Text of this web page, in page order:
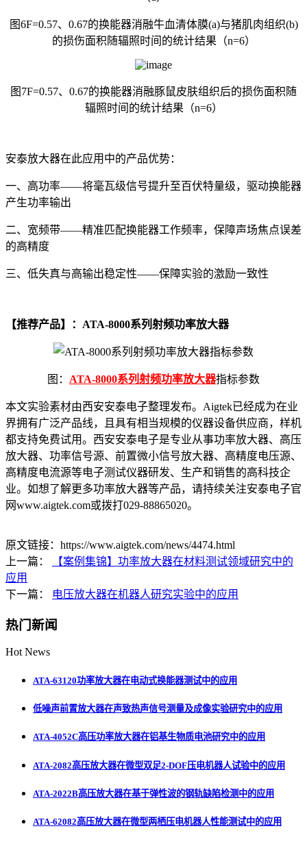
图6F=0.57、0.67的换能器消融牛血清体膜(a)与猪肌肉组织(b)
的损伤面积随辐照时间的统计结果（n=6）
图7F=0.57、0.67的换能器消融豚鼠皮肤组织后的损伤面积随
辐照时间的统计结果（n=6）
安泰放大器在此应用中的产品优势：
一、高功率——将毫瓦级信号提升至百伏特量级，驱动换能器
产生功率输出
二、宽频带——精准匹配换能器工作频率，保障声场焦点误差
的高精度
三、低失真与高输出稳定性——保障实验的激励一致性
【推荐产品】：ATA-8000系列射频功率放大器
图： ATA-8000系列射频功率放大器指标参数
本文实验素材由西安安泰电子整理发布。Aigtek已经成为在业
界拥有广泛产品线，且具有相当规模的仪器设备供应商，样机
都支持免费试用。西安安泰电子是专业从事功率放大器、高压
放大器、功率信号源、前置微小信号放大器、高精度电压源、
高精度电流源等电子测试仪器研发、生产和销售的高科技企
业。如想了解更多功率放大器等产品，请持续关注安泰电子官
网www.aigtek.com或拨打029-88865020。
原文链接：https://www.aigtek.com/news/4474.html
上一篇：
【案例集锦】功率放大器在材料测试领域研究中的
应用
下一篇：
电压放大器在机器人研究实验中的应用
热门新闻
Hot News
ATA-63120功率放大器在电动式换能器测试中的应用
低噪声前置放大器在声致热声信号测量及成像实验研究中的应用
ATA-4052C高压功率放大器在铝基生物质电池研究中的应用
ATA-2082高压放大器在微型双足2-DOF压电机器人试验中的应用
ATA-2022B高压放大器在基于弹性波的钢轨缺陷检测中的应用
ATA-62082高压放大器在微型两栖压电机器人性能测试中的应用